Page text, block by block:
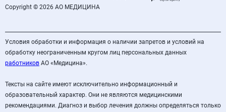
Copyright © 2026 АО МЕДИЦИНА
Условия обработки и информация о наличии запретов и условий на
обработку неограниченным кругом лиц персональных данных
работников АО «Медицина».
Тексты на сайте имеют исключительно информационный и
образовательный характер. Они не являются медицинскими
рекомендациями. Диагноз и выбор лечения должны определяться только